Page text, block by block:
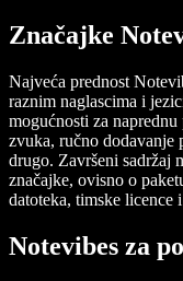
Značajke
Najveća prednost
raznim naglascima i
mogućnosti za
zvuka, ručno dodavanje
drugo. Završeni sadržaj
značajke, ovisno o
datoteka, timske licence
Notevibes za